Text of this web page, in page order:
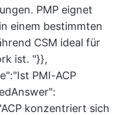
PMP eignet
einem bestimmten
CSM ideal für
ist. "}},
PMI-ACP
konzentriert sich